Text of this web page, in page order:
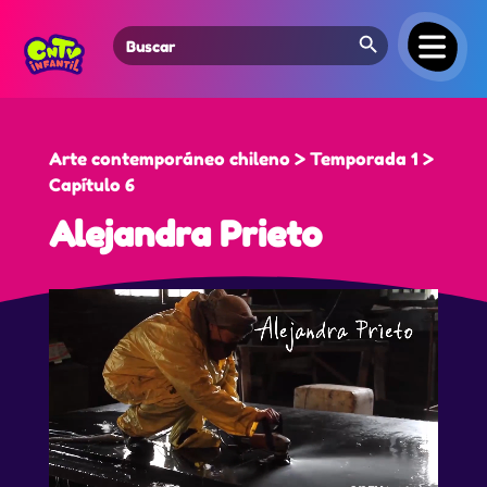
Search
for:
Search Button
Arte contemporáneo chileno > Temporada 1 >
Capítulo 6
Alejandra Prieto